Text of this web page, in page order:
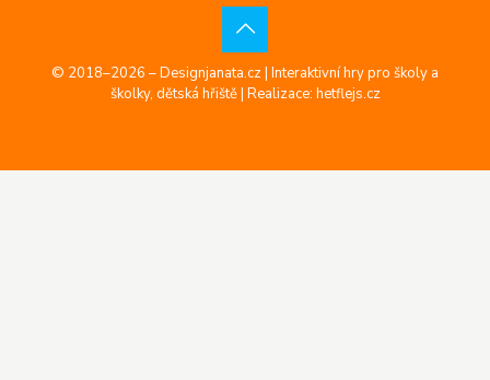
© 2018–2026 – Designjanata.cz | Interaktivní hry pro školy a
školky, dětská hřiště | Realizace: hetflejs.cz